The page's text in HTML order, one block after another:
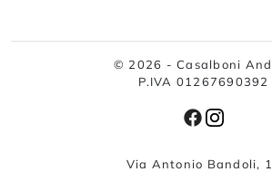
© 2026 - Casalboni
P.IVA 01267690392
Via Antonio Bandoli,